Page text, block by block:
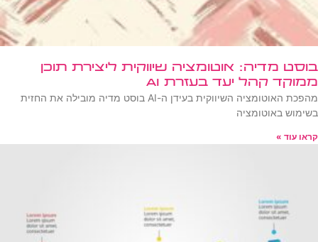
בוסט מדיה: אוטומציה שיווקית ליצירת תוכן
ממוקד קהל יעד בעזרת AI
מהפכת האוטומציה השיווקית בעידן ה-AI בוסט מדיה מובילה את החזית
בשימוש באוטומציה
קראו עוד »